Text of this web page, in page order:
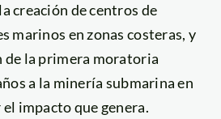
creación de centros de
marinos en zonas costeras, y
de la primera moratoria
a la minería submarina en
impacto que genera.